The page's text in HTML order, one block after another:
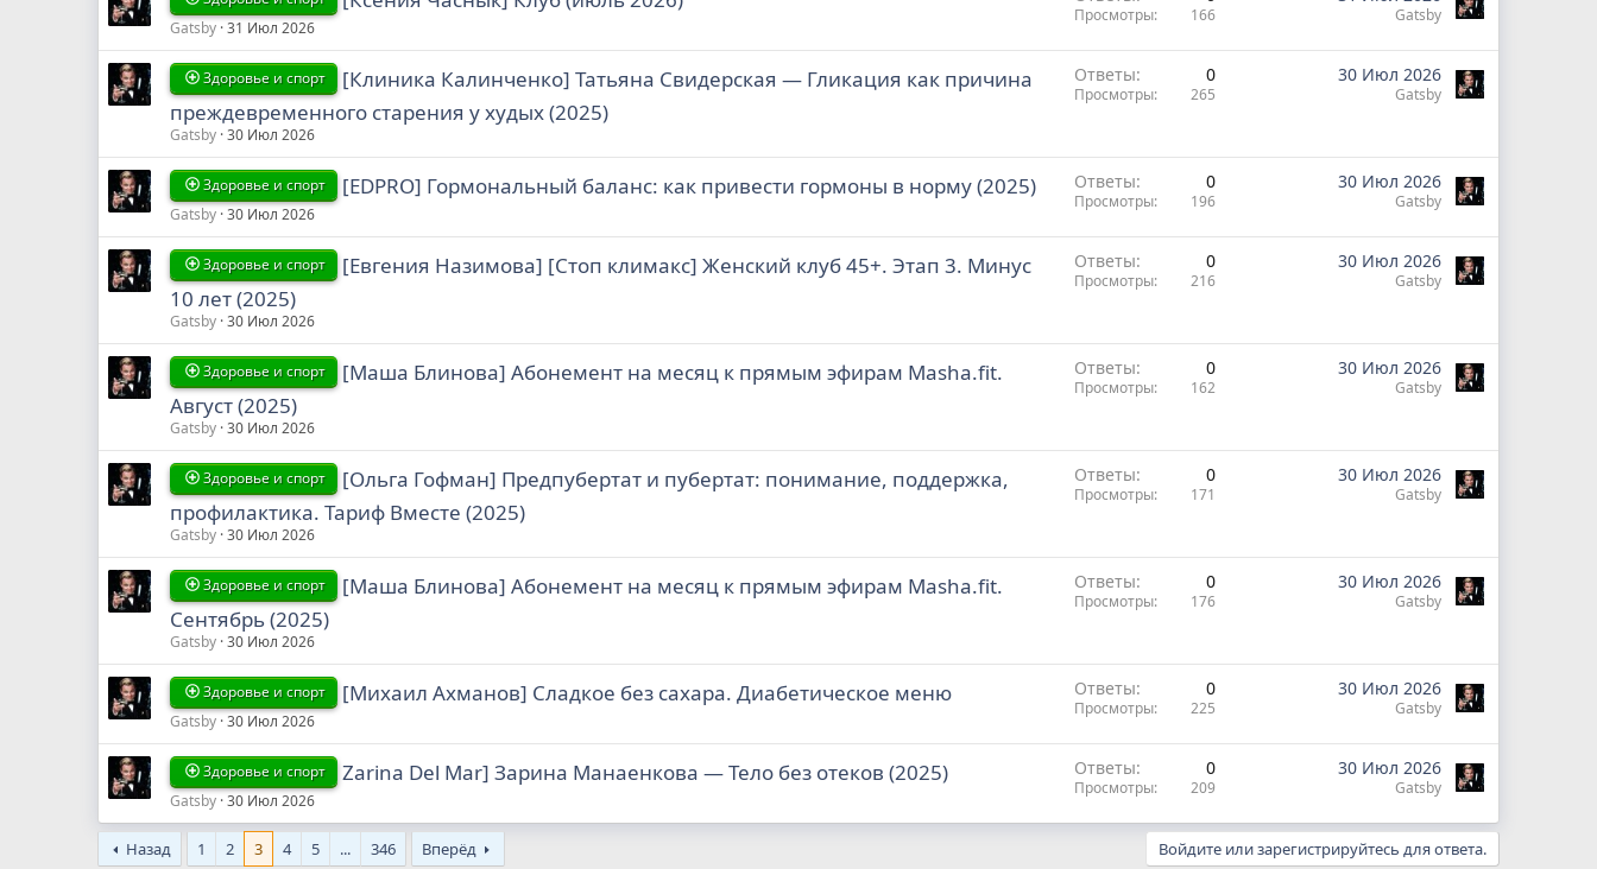
Gatsby 31 Июл 2026
Просмотры 166 Gatsby
Здоровье и спорт
[Клиника Калинченко] Татьяна Свидерская ― Гликация как причина
преждевременного старения у худых (2025)
Gatsby 30 Июл 2026
Ответы 0
Просмотры 265
30 Июл 2026
Gatsby
Здоровье и спорт [EDPRO] Гормональный баланс: как привести гормоны в норму (2025)
Gatsby 30 Июл 2026
Ответы 0
Просмотры 196
30 Июл 2026
Gatsby
Здоровье и спорт
[Евгения Назимова] [Стоп климакс] Женский клуб 45+. Этап 3. Минус
10 лет (2025)
Gatsby 30 Июл 2026
Ответы 0
Просмотры 216
30 Июл 2026
Gatsby
Здоровье и спорт
[Маша Блинова] Абонемент на месяц к прямым эфирам Masha.fit.
Август (2025)
Gatsby 30 Июл 2026
Ответы 0
Просмотры 162
30 Июл 2026
Gatsby
Здоровье и спорт
[Ольга Гофман] Предпубертат и пубертат: понимание, поддержка,
профилактика. Тариф Вместе (2025)
Gatsby 30 Июл 2026
Ответы 0
Просмотры 171
30 Июл 2026
Gatsby
Здоровье и спорт
[Маша Блинова] Абонемент на месяц к прямым эфирам Masha.fit.
Сентябрь (2025)
Gatsby 30 Июл 2026
Ответы 0
Просмотры 176
30 Июл 2026
Gatsby
Здоровье и спорт [Михаил Ахманов] Сладкое без сахара. Диабетическое меню
Gatsby 30 Июл 2026
Ответы 0
Просмотры 225
30 Июл 2026
Gatsby
Здоровье и спорт Zarina Del Mar] Зарина Манаенкова ― Тело без отеков (2025)
Gatsby 30 Июл 2026
Ответы 0
Просмотры 209
30 Июл 2026
Gatsby
Назад 1 2 3 4 5 ... 346 Вперёд Войдите или зарегистрируйтесь для ответа.